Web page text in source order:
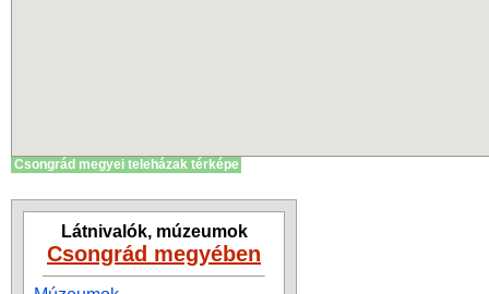
Csongrád megyei teleházak térképe
Látnivalók, múzeumok
Csongrád megyében